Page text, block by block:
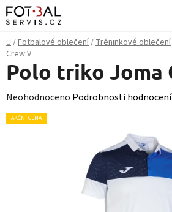
Přejít
na
obsah
Domů
/Fotbalové oblečení/Tréninkové oblečení
Crew V
Polo triko Joma
Průměrné
hodnocení
Neohodnoceno Podrobnosti hodnocení
AKČNÍ CENA